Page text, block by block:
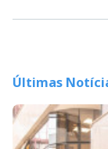
Últimas